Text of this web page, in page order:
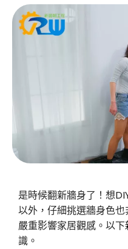
是時候翻新牆身了！想
以外，仔細挑選牆身色
嚴重影響家居觀感。以下
識。